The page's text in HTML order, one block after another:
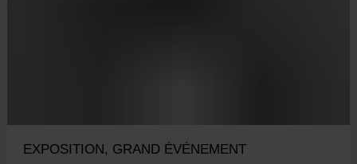
EXPOSITION, GRAND ÉVÉNEMENT